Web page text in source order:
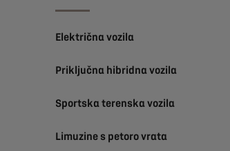
Električna vozila
Priključna hibridna vozila
Sportska terenska vozila
Limuzine s petoro vrata